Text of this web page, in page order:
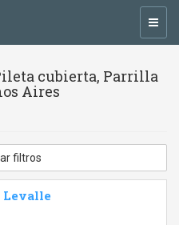
cubierta, Parrilla
Aires
filtros
Levalle